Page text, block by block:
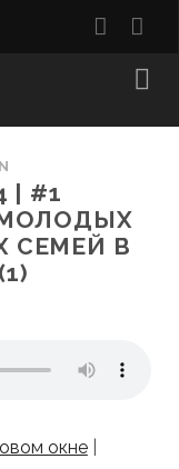
| #1
СЕМЕЙ В
окне|